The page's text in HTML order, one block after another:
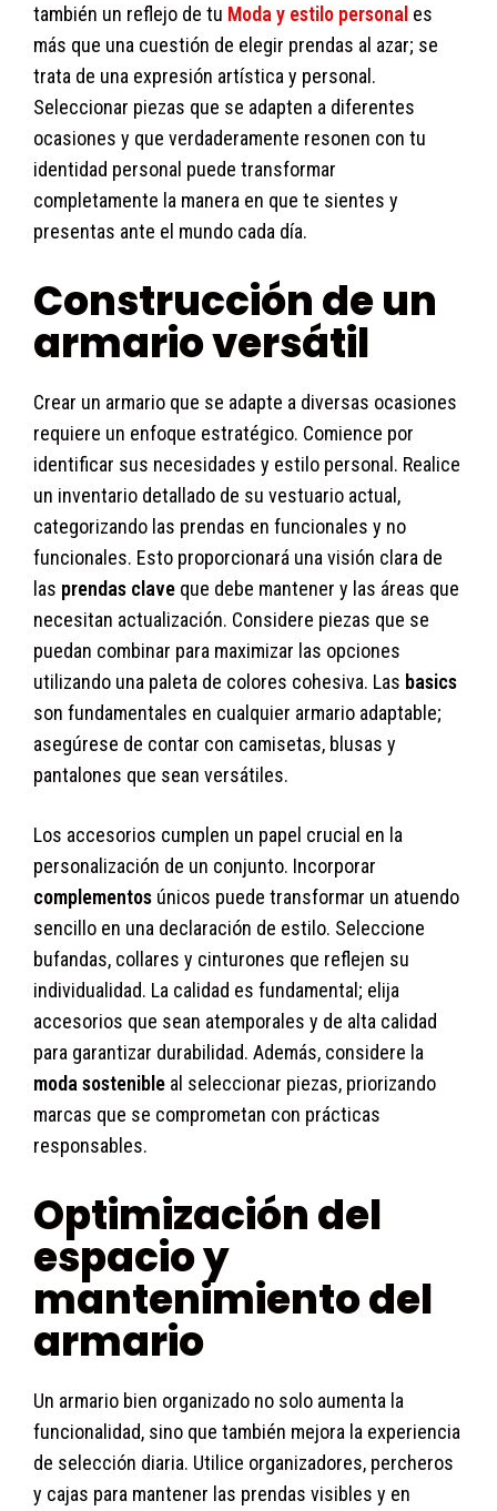
también un reflejo de tu Moda y estilo personal es
más que una cuestión de elegir prendas al azar; se
trata de una expresión artística y personal.
Seleccionar piezas que se adapten a diferentes
ocasiones y que verdaderamente resonen con tu
identidad personal puede transformar
completamente la manera en que te sientes y
presentas ante el mundo cada día.
Construcción de un
armario versátil
Crear un armario que se adapte a diversas ocasiones
requiere un enfoque estratégico. Comience por
identificar sus necesidades y estilo personal. Realice
un inventario detallado de su vestuario actual,
categorizando las prendas en funcionales y no
funcionales. Esto proporcionará una visión clara de
las prendas clave que debe mantener y las áreas que
necesitan actualización. Considere piezas que se
puedan combinar para maximizar las opciones
utilizando una paleta de colores cohesiva. Las basics
son fundamentales en cualquier armario adaptable;
asegúrese de contar con camisetas, blusas y
pantalones que sean versátiles.
Los accesorios cumplen un papel crucial en la
personalización de un conjunto. Incorporar
complementos únicos puede transformar un atuendo
sencillo en una declaración de estilo. Seleccione
bufandas, collares y cinturones que reflejen su
individualidad. La calidad es fundamental; elija
accesorios que sean atemporales y de alta calidad
para garantizar durabilidad. Además, considere la
moda sostenible al seleccionar piezas, priorizando
marcas que se comprometan con prácticas
responsables.
Optimización del
espacio y
mantenimiento del
armario
Un armario bien organizado no solo aumenta la
funcionalidad, sino que también mejora la experiencia
de selección diaria. Utilice organizadores, percheros
y cajas para mantener las prendas visibles y en